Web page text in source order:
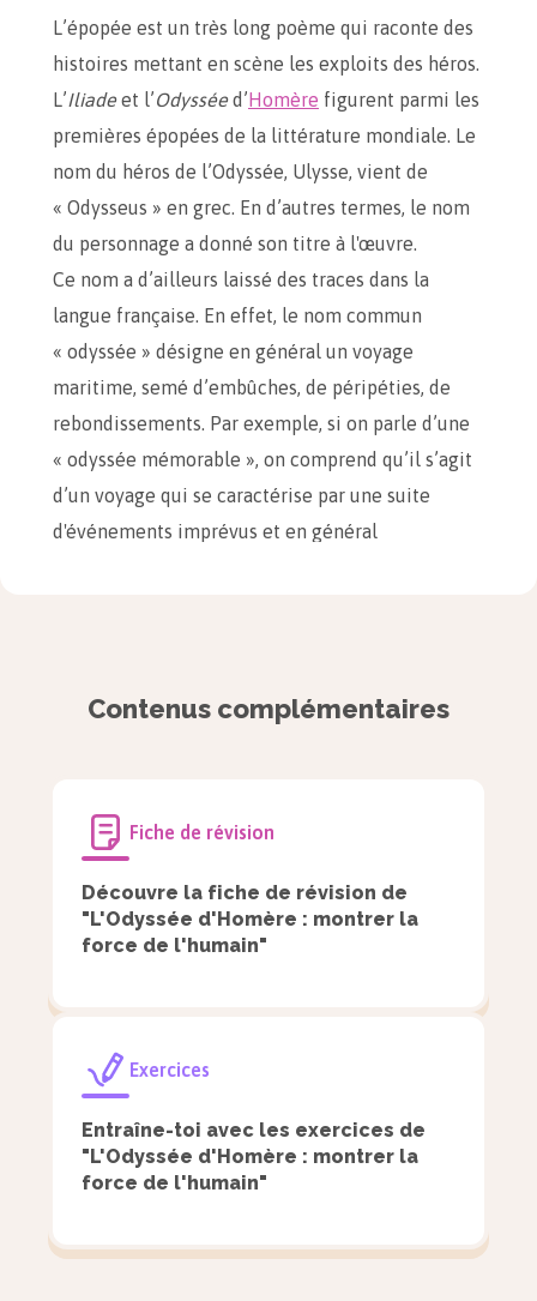
L’épopée est un très long poème qui raconte des
histoires mettant en scène les exploits des héros.
L’Iliadeet l’Odysséed’Homère figurent parmi les
premières épopées de la littérature mondiale. Le
nom du héros de l’Odyssée, Ulysse, vient de
« Odysseus » en grec. En d’autres termes, le nom
du personnage a donné son titre à l'œuvre.
Ce nom a d’ailleurs laissé des traces dans la
langue française. En effet, le nom commun
« odyssée » désigne en général un voyage
maritime, semé d’embûches, de péripéties, de
rebondissements. Par exemple, si on parle d’une
« odyssée mémorable », on comprend qu’il s’agit
d’un voyage qui se caractérise par une suite
d'événements imprévus et en général
Le héros, accompagné d’autres guerriers grecs,
final.
nymphe Calypso détient Ulysse dont elle est
amoureuse.
Nymphe :
Personnage mythologique
représentant la nature et qui a la forme
Calypso est une nymphe de la mer.
Contenus complémentaires
Fiche de révision
Découvre la fiche de révision de
"L'Odyssée d'Homère : montrer la
force de l'humain"
Exercices
Entraîne-toi avec les exercices de
"L'Odyssée d'Homère : montrer la
force de l'humain"